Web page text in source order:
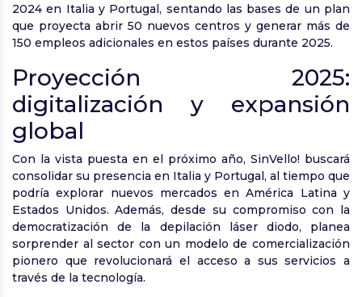
2024 en Italia y Portugal, sentando las bases de un plan
que proyecta abrir 50 nuevos centros y generar más de
150 empleos adicionales en estos países durante 2025.
Proyección 2025:
digitalización y expansión
global
Con la vista puesta en el próximo año, SinVello! buscará
consolidar su presencia en Italia y Portugal, al tiempo que
podría explorar nuevos mercados en América Latina y
Estados Unidos. Además, desde su compromiso con la
democratización de la depilación láser diodo, planea
sorprender al sector con un modelo de comercialización
pionero que revolucionará el acceso a sus servicios a
través de la tecnología.